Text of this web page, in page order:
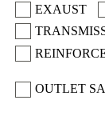
EXAUST
OUTLET